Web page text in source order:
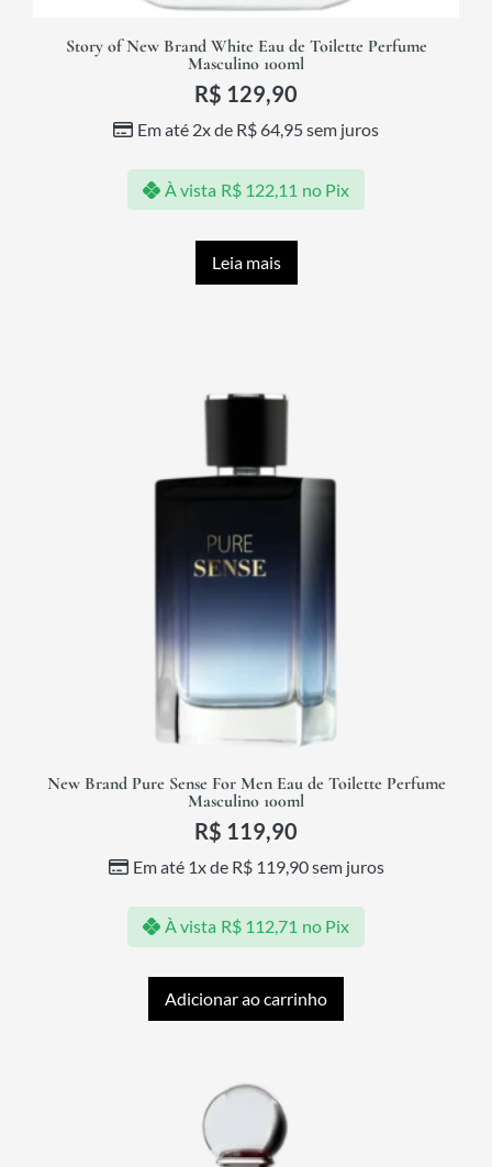
Story of New Brand White Eau de Toilette Perfume
Masculino 100ml
R$ 129,90
Em até 2x de R$ 64,95sem juros
À vista R$ 122,11 no Pix
Leia mais
New Brand Pure Sense For Men Eau de Toilette Perfume
Masculino 100ml
R$ 119,90
Em até 1x de R$119,90sem juros
À vista R$ 112,71 no Pix
Adicionar ao carrinho